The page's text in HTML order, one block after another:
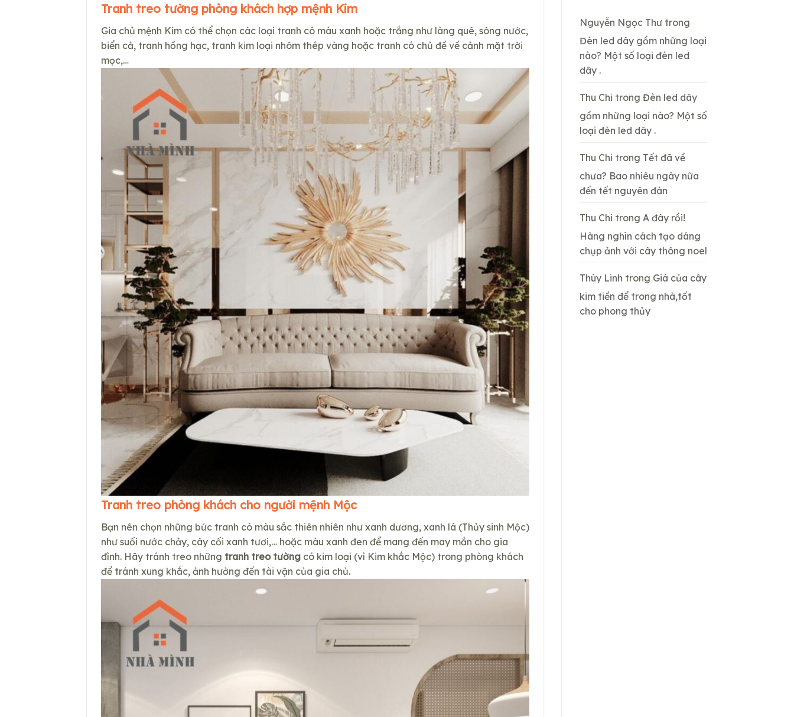
Tranh treo tường phòng khách hợp mệnh Kim
Gia chủ mệnh Kim có thể chọn các loại tranh có màu xanh hoặc trắng như làng quê, sông nước,
biển cả, tranh hồng hạc, tranh kim loại nhôm thép vàng hoặc tranh có chủ đề về cảnh mặt trời
mọc,…
Tranh treo phòng khách cho người mệnh Mộc
Bạn nên chọn những bức tranh có màu sắc thiên nhiên như xanh dương, xanh lá (Thủy sinh Mộc)
như suối nước chảy, cây cối xanh tươi,… hoặc màu xanh đen để mang đến may mắn cho gia
đình. Hãy tránh treo những tranh treo tườngcó kim loại (vì Kim khắc Mộc) trong phòng khách
để tránh xung khắc, ảnh hưởng đến tài vận của gia chủ.
Nguyễn Ngọc Thưtrong
Đèn led dây gồm những loại
nào? Một số loại đèn led
dây .
Thu Chi trong Đèn led dây
gồm những loại nào? Một số
loại đèn led dây .
Thu Chi trong Tết đã về
chưa? Bao nhiêu ngày nữa
đến tết nguyên đán
Thu Chi trong A đây rồi!
Hàng nghìn cách tạo dáng
chụp ảnh với cây thông noel
Thùy Linh trong Giá của cây
kim tiền để trong nhà,tốt
cho phong thủy